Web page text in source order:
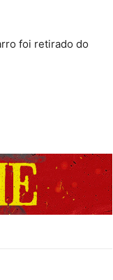
foi retirado do